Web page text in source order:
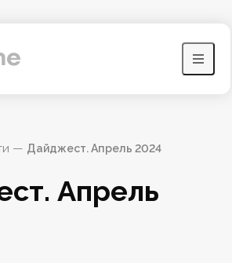
— Дайджест. Апрель 2024
Апрель